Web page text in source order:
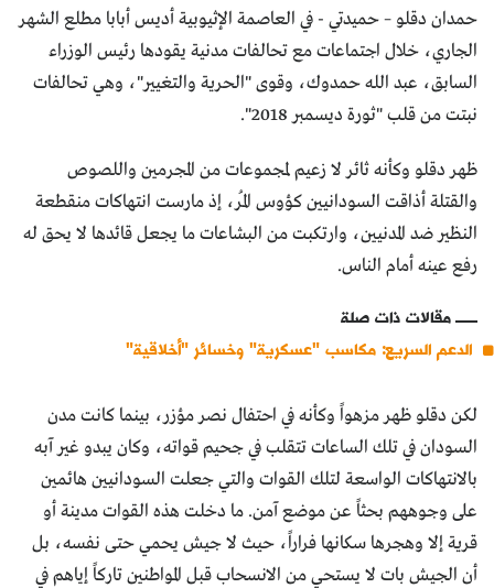
حمدان دقلو – حميدتي - في العاصمة الإثيوبية أديس أبابا مطلع الشهر
الجاري، خلال اجتماعات مع تحالفات مدنية يقودها رئيس الوزراء
السابق، عبد الله حمدوك، وقوى "الحرية والتغيير"، وهي تحالفات
نبتت من قلب "ثورة ديسمبر 2018".
ظهر دقلو وكأنه ثائر لا زعيم لمجموعات من المجرمين واللصوص
والقتلة أذاقت السودانيين كؤوس المُر، إذ مارست انتهاكات منقطعة
النظير ضد المدنيين، وارتكبت من البشاعات ما يجعل قائدها لا يحق له
رفع عينه أمام الناس.
مقالات ذات صلة
الدعم السريع: مكاسب "عسكرية" وخسائر "أخلاقية"
لكن دقلو ظهر مزهواً وكأنه في احتفال نصر مؤزر، بينما كانت مدن
السودان في تلك الساعات تتقلب في جحيم قواته، وكان يبدو غير آبه
بالانتهاكات الواسعة لتلك القوات والتي جعلت السودانيين هائمين
على وجوههم بحثاً عن موضع آمن. ما دخلت هذه القوات مدينة أو
قرية إلا وهجرها سكانها فراراً، حيث لا جيش يحمي حتى نفسه، بل
أن الجيش بات لا يستحي من الانسحاب قبل المواطنين تاركاً إياهم في